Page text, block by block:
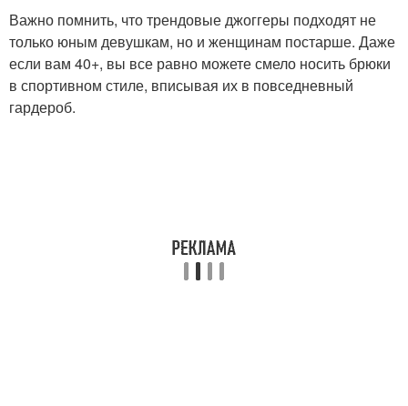
Важно помнить, что трендовые джоггеры подходят не
только юным девушкам, но и женщинам постарше. Даже
если вам 40+, вы все равно можете смело носить брюки
в спортивном стиле, вписывая их в повседневный
гардероб.